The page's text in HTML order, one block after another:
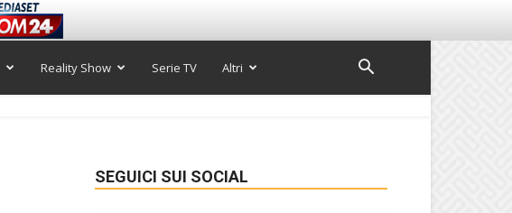
Reality Show Serie TV Altri
SEGUICI SUI SOCIAL